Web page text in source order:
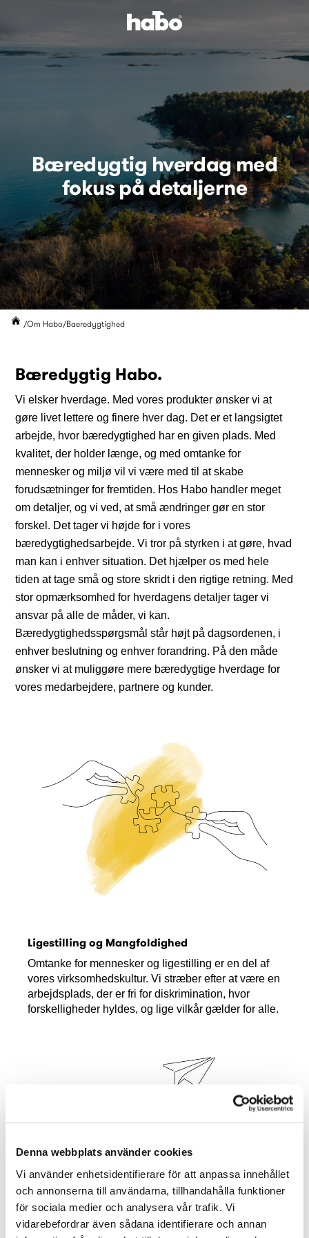
Denna webbplats använder cookies
Vi använder enhetsidentifierare för att anpassa innehållet
och annonserna till användarna, tillhandahålla funktioner
för sociala medier och analysera vår trafik. Vi
vidarebefordrar även sådana identifierare och annan
Bæredygtig hverdag med
fokus på detaljerne
Om Habo Baeredygtighed
Bæredygtig Habo.
Vi elsker hverdage. Med vores produkter ønsker vi at
gøre livet lettere og finere hver dag. Det er et langsigtet
arbejde, hvor bæredygtighed har en given plads. Med
kvalitet, der holder længe, og med omtanke for
mennesker og miljø vil vi være med til at skabe
forudsætninger for fremtiden. Hos Habo handler meget
om detaljer, og vi ved, at små ændringer gør en stor
forskel. Det tager vi højde for i vores
bæredygtighedsarbejde. Vi tror på styrken i at gøre, hvad
man kan i enhver situation. Det hjælper os med hele
tiden at tage små og store skridt i den rigtige retning. Med
stor opmærksomhed for hverdagens detaljer tager vi
ansvar på alle de måder, vi kan.
Bæredygtighedsspørgsmål står højt på dagsordenen, i
enhver beslutning og enhver forandring. På den måde
ønsker vi at muliggøre mere bæredygtige hverdage for
vores medarbejdere, partnere og kunder.
Ligestilling og Mangfoldighed
Omtanke for mennesker og ligestilling er en del af
vores virksomhedskultur. Vi stræber efter at være en
arbejdsplads, der er fri for diskrimination, hvor
forskelligheder hyldes, og lige vilkår gælder for alle.